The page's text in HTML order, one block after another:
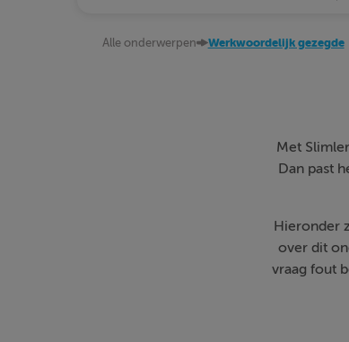
Alle onderwerpen Werkwoordelijk gezegde
Met
Dan past
Hieronder
over dit
vraag fout